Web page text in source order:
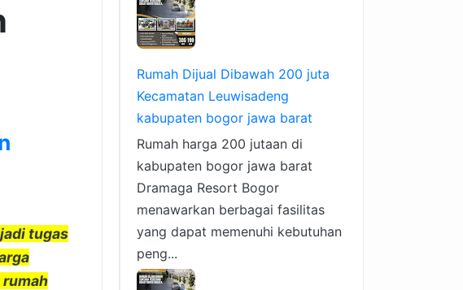
tugas
rumah
Rumah Dijual Dibawah 200 juta
Kecamatan Leuwisadeng
kabupaten bogor jawa barat
Rumah harga 200 jutaan di
kabupaten bogor jawa barat
Dramaga Resort Bogor
menawarkan berbagai fasilitas
yang dapat memenuhi kebutuhan
peng...